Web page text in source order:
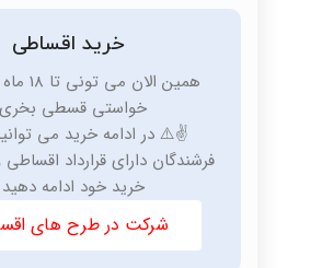
خرید اقساطی
همین الان
خواستی قسطی
✌️⚠️ در ادامه خرید می
فرشندگان دارای قرارداد اقساطی
خرید خود ادامه
شرکت در طرح های